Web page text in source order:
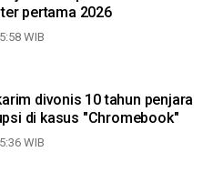
pertama 2026
WIB
divonis 10 tahun penjara
di kasus "Chromebook"
WIB